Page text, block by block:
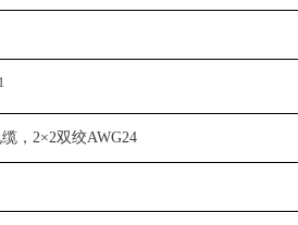
，2×2双绞AWG24